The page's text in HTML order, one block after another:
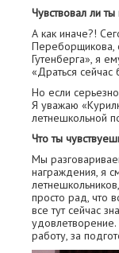
Чувствовал ли
А как иначе?!
Переборщикова,
Гутенберга», я
«Драться
Но если
Я уважаю
летнешкольной
Что ты
Мы
награждения, я
просто рад, что
все тут сейчас
удовлетворение.
работу, за